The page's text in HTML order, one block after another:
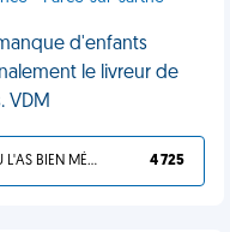
d'enfants
le livreur de
VDM
TU L'AS BIEN MÉRITÉ 4 725